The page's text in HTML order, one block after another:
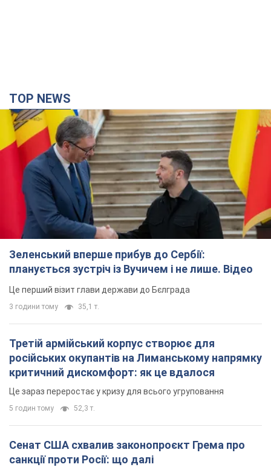
TOP NEWS
Зеленський вперше прибув до Сербії:
планується зустріч із Вучичем і не лише. Відео
Це перший візит глави держави до Бєлграда
3 години тому 35,1 т.
Третій армійський корпус створює для
російських окупантів на Лиманському напрямку
критичний дискомфорт: як це вдалося
Це зараз переростає у кризу для всього угруповання
5 годин тому 52,3 т.
Сенат США схвалив законопроєкт Грема про
санкції проти Росії: що далі